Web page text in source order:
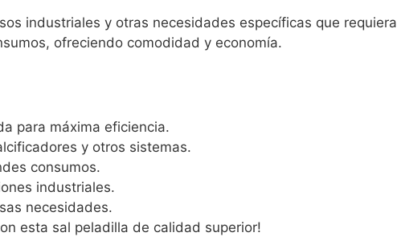
industriales y otras necesidades específicas que
ofreciendo comodidad y economía.
para máxima eficiencia.
y otros sistemas.
consumos.
industriales.
necesidades.
esta sal peladilla de calidad superior!